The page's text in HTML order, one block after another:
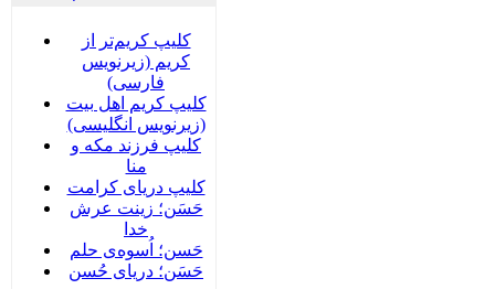
کلیپ کریم‌تر از
کریم (زیرنویس
فارسی)
کلیپ کریم اهل بیت
(زیرنویس انگلیسی)
کلیپ فرزند مکه و
منا
کلیپ دریای کرامت
حَسَن؛ زینت عرش
خدا
حَسن؛ اُسوه‌ی حلم
حَسَن؛ دریای حُسن